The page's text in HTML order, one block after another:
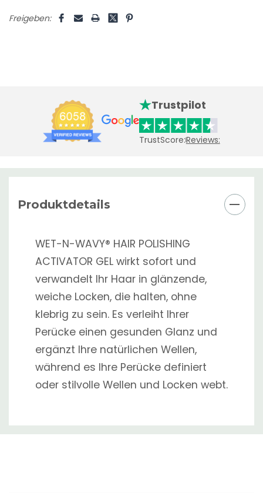
Freigeben:
Trustpilot
TrustScore:Reviews:
Produktdetails
WET-N-WAVY® HAIR POLISHING
ACTIVATOR GEL wirkt sofort und
verwandelt Ihr Haar in glänzende,
weiche Locken, die halten, ohne
klebrig zu sein. Es verleiht Ihrer
Perücke einen gesunden Glanz und
ergänzt Ihre natürlichen Wellen,
während es Ihre Perücke definiert
oder stilvolle Wellen und Locken webt.